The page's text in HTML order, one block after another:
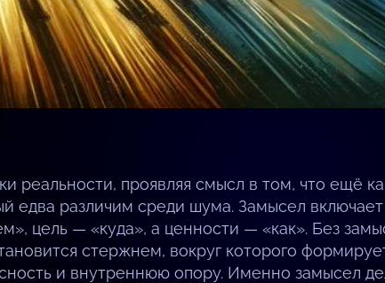
реальности, проявляя смысл в том, что ещё
едва различим среди шума. Замысел
цель — «куда», а ценности — «как». Без
стержнем, вокруг которого
и внутреннюю опору. Именно замысел